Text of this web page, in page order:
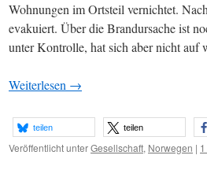
Wohnungen im Ortsteil vernichtet.
evakuiert. Über die Brandursache ist
unter Kontrolle, hat sich aber nicht auf
Weiterlesen →
teilen teilen
Veröffentlicht unterGesellschaft, Norwegen |